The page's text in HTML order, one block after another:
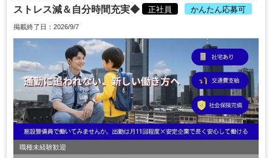
ストレス減＆自分時間充実◆
正社員 かんたん応募可
掲載終了日：2026/9/7
職種未経験歓迎